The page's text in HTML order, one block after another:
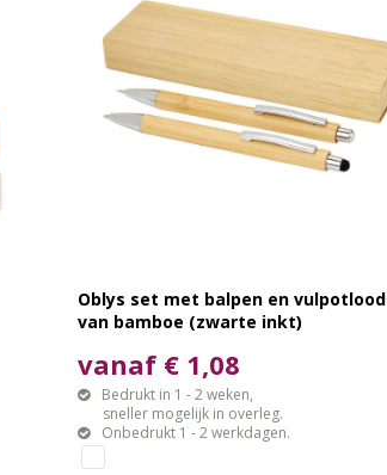
Oblys set met balpen en vulpotlood
van bamboe (zwarte inkt)
vanaf € 1,08
Bedrukt in 1 - 2 weken,
sneller mogelijk in overleg.
Onbedrukt 1 - 2 werkdagen.